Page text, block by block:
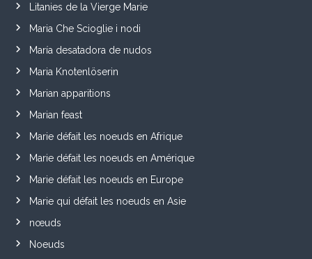
Litanies de la Vierge Marie
Maria Che Scioglie i nodi
María desatadora de nudos
Maria Knotenlöserin
Marian apparitions
Marian feast
Marie défait les noeuds en Afrique
Marie défait les noeuds en Amérique
Marie défait les noeuds en Europe
Marie qui défait les noeuds en Asie
nœuds
Noeuds